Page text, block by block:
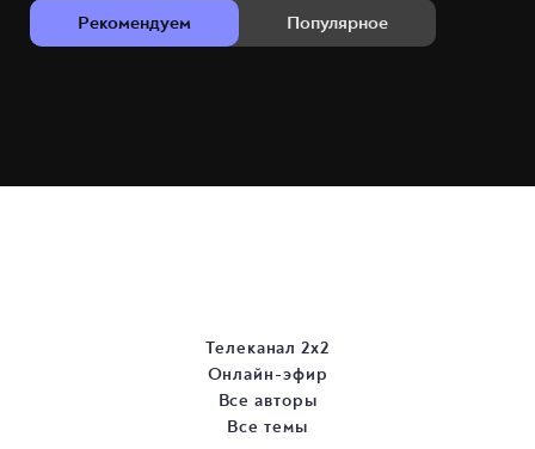
Рекомендуем Популярное
Телеканал 2х2
Онлайн-эфир
Все авторы
Все темы